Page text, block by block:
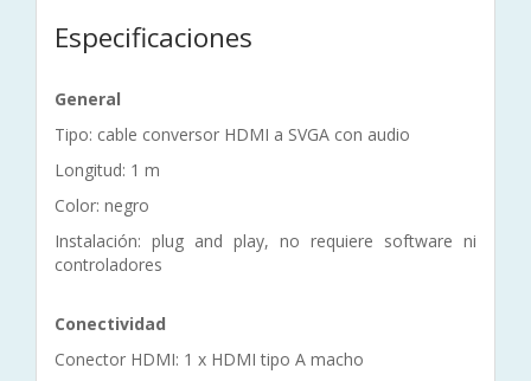
Especificaciones
General
Tipo: cable conversor HDMI a SVGA con audio
Longitud: 1 m
Color: negro
Instalación: plug and play, no requiere software ni
controladores
Conectividad
Conector HDMI: 1 x HDMI tipo A macho